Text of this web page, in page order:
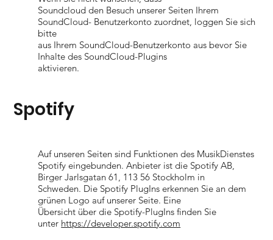
Soundcloud den Besuch unserer Seiten Ihrem
SoundCloud- Benutzerkonto zuordnet, loggen Sie sich
bitte
aus Ihrem SoundCloud-Benutzerkonto aus bevor Sie
Inhalte des SoundCloud-Plugins
aktivieren.
Spotify
Auf unseren Seiten sind Funktionen des MusikDienstes
Spotify eingebunden. Anbieter ist die Spotify AB,
Birger Jarlsgatan 61, 113 56 Stockholm in
Schweden. Die Spotify PlugIns erkennen Sie an dem
grünen Logo auf unserer Seite. Eine
Übersicht über die Spotify-PlugIns finden Sie
unter https://developer.spotify.com